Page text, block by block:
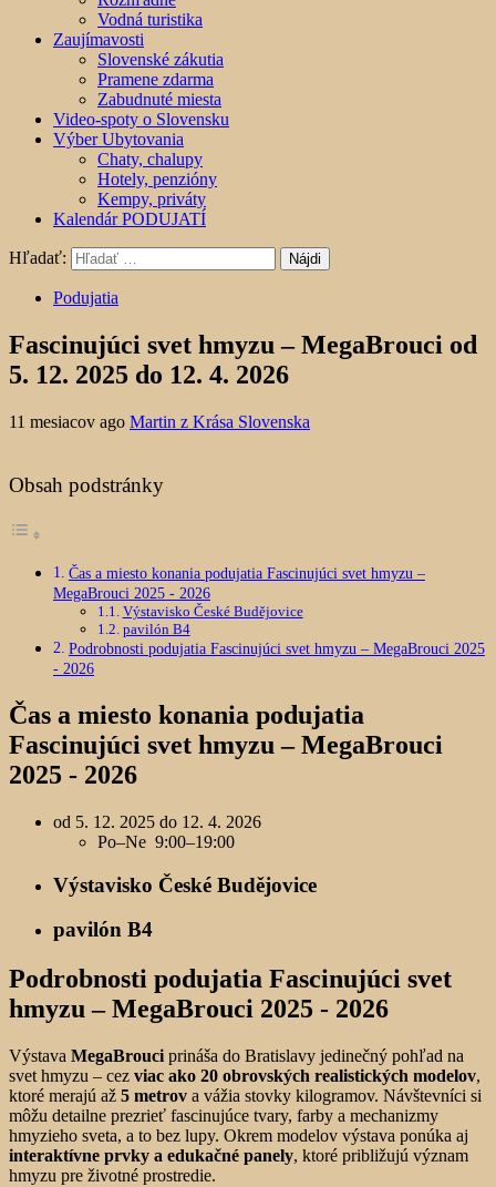
Vodná turistika
Zaujímavosti
Slovenské zákutia
Pramene zdarma
Zabudnuté miesta
Video-spoty o Slovensku
Výber Ubytovania
Chaty, chalupy
Hotely, penzióny
Kempy, priváty
Kalendár PODUJATÍ
Hľadať:
Podujatia
Fascinujúci svet hmyzu – MegaBrouci od
5. 12. 2025 do 12. 4. 2026
11 mesiacov ago Martin z Krása Slovenska
Obsah podstránky
Čas a miesto konania podujatia Fascinujúci svet hmyzu –
MegaBrouci 2025 - 2026
Výstavisko České Budějovice
pavilón B4
Podrobnosti podujatia Fascinujúci svet hmyzu – MegaBrouci 2025
- 2026
Čas a miesto konania podujatia
Fascinujúci svet hmyzu – MegaBrouci
2025 - 2026
od 5. 12. 2025 do 12. 4. 2026
Po–Ne 9:00–19:00
Výstavisko České Budějovice
pavilón B4
Podrobnosti podujatia Fascinujúci svet
hmyzu – MegaBrouci 2025 - 2026
Výstava MegaBrouci prináša do Bratislavy jedinečný pohľad na
svet hmyzu – cez viac ako 20 obrovských realistických modelov,
ktoré merajú až 5 metrov a vážia stovky kilogramov. Návštevníci si
môžu detailne prezrieť fascinujúce tvary, farby a mechanizmy
hmyzieho sveta, a to bez lupy. Okrem modelov výstava ponúka aj
interaktívne prvky a edukačné panely, ktoré približujú význam
hmyzu pre životné prostredie.